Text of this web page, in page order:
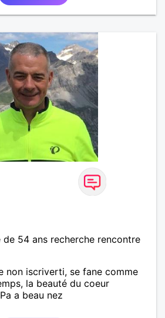
54 ans recherche rencontre
non iscriverti, se fane comme
la beauté du coeur
a beau nez